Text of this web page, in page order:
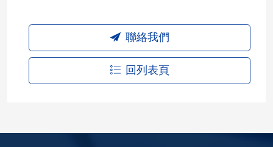
聯絡我們
回列表頁